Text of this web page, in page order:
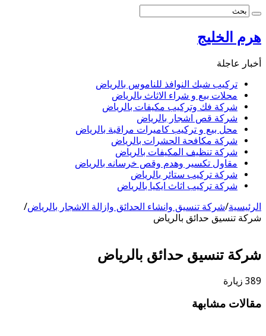
هرم الخليج
أخبار عاجلة
تركيب شبك النوافذ للناموس بالرياض
محلات بيع و شراء الاثاث بالرياض
شركة فك وتركيب مكيفات بالرياض
شركة قص اشجار بالرياض
محل بيع و تركيب كاميرات مراقبة بالرياض
شركة مكافحة الحشرات بالرياض
شركة تنظيف المكيفات بالرياض
مقاول تكسير وهدم وقص خرسانه بالرياض
شركة تركيب ستائر بالرياض
شركة تركيب اثاث ايكيا بالرياض
الرئيسية/شركة تنسيق وانشاء الحدائق وازالة الاشجار بالرياض/
شركة تنسيق حدائق بالرياض
شركة تنسيق حدائق بالرياض
389 زيارة
مقالات مشابهة